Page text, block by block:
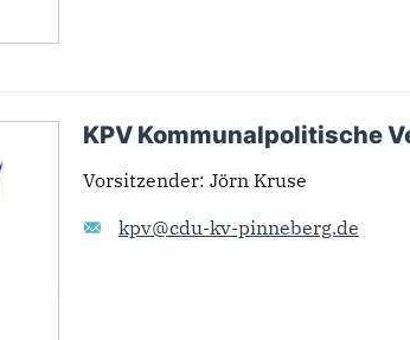
KPV Kommunalpolitische
Vorsitzender: Jörn Kruse
kpv@cdu-kv-pinneberg.de